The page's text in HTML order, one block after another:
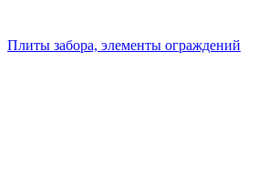
Плиты забора, элементы ограждений